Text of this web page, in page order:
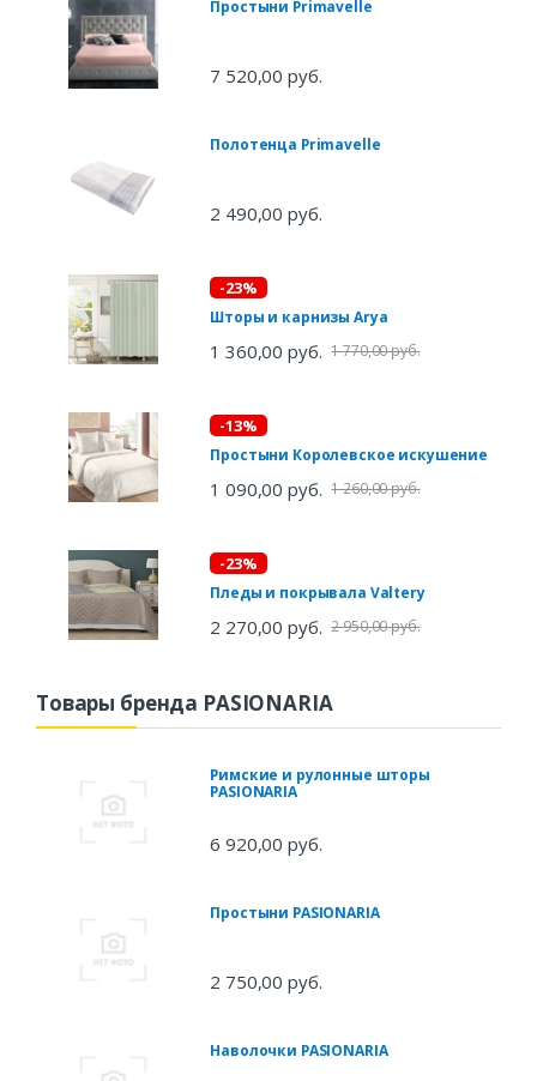
Простыни Primavelle
7 520,00 руб.
Полотенца Primavelle
2 490,00 руб.
-23%
Шторы и карнизы Arya
1 360,00 руб. 1 770,00 руб.
-13%
Простыни Королевское искушение
1 090,00 руб. 1 260,00 руб.
-23%
Пледы и покрывала Valtery
2 270,00 руб. 2 950,00 руб.
Товары бренда PASIONARIA
Римские и рулонные шторы
PASIONARIA
6 920,00 руб.
Простыни PASIONARIA
2 750,00 руб.
Наволочки PASIONARIA